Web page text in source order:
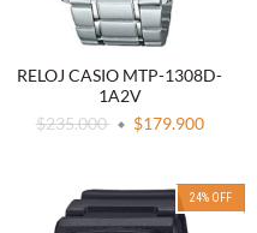
RELOJ CASIO MTP-1308D-
1A2V
$235.000
$179.900
24% OFF